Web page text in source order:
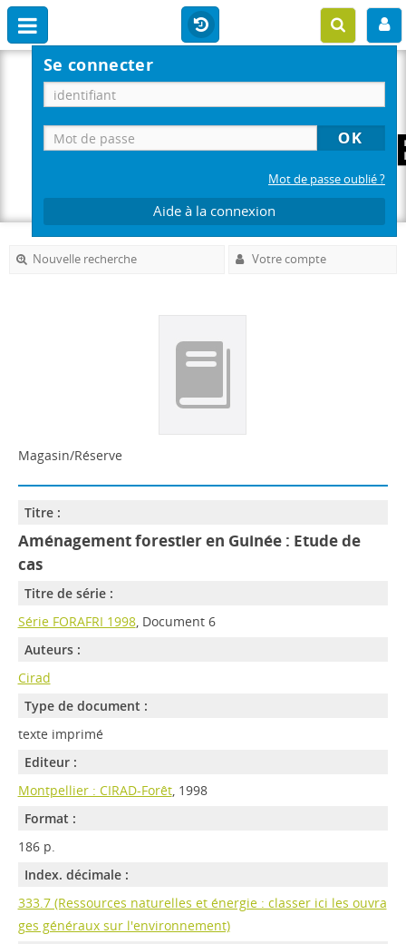
Se connecter
Mot de passe oublié ?
Aide à la connexion
Nouvelle recherche Votre compte
Magasin/Réserve
Titre :
Aménagement forestier en Guinée : Etude de
cas
Titre de série :
Série FORAFRI 1998, Document 6
Auteurs :
Cirad
Type de document :
texte imprimé
Editeur :
Montpellier : CIRAD-Forêt, 1998
Format :
186 p.
Index. décimale :
333.7 (Ressources naturelles et énergie : classer ici les ouvra
ges généraux sur l'environnement)